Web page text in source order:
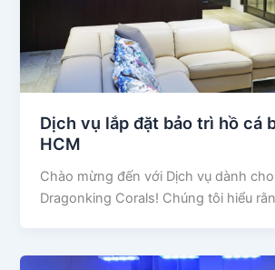
Dịch vụ lắp đặt bảo trì hồ cá
HCM
Chào mừng đến với Dịch vụ dành
Dragonking Corals! Chúng tôi hiểu